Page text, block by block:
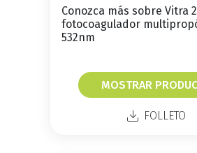
Conozca más sobre Vitra
fotocoagulador
532nm
MOSTRAR
FOLLETO